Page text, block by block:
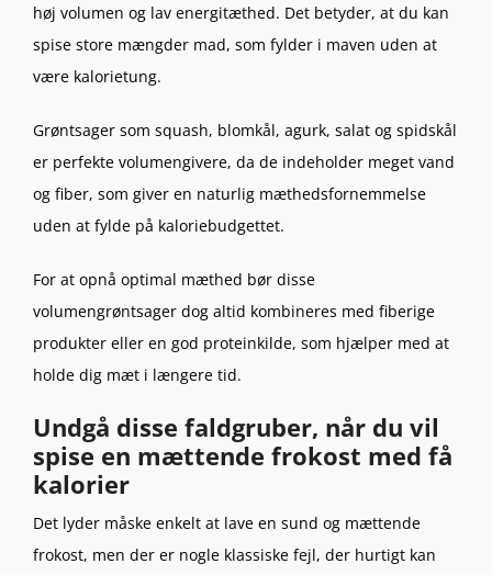
høj volumen og lav energitæthed. Det betyder, at du kan
spise store mængder mad, som fylder i maven uden at
være kalorietung.
Grøntsager som squash, blomkål, agurk, salat og spidskål
er perfekte volumengivere, da de indeholder meget vand
og fiber, som giver en naturlig mæthedsfornemmelse
uden at fylde på kaloriebudgettet.
For at opnå optimal mæthed bør disse
volumengrøntsager dog altid kombineres med fiberige
produkter eller en god proteinkilde, som hjælper med at
holde dig mæt i længere tid.
Undgå disse faldgruber, når du vil
spise en mættende frokost med få
kalorier
Det lyder måske enkelt at lave en sund og mættende
frokost, men der er nogle klassiske fejl, der hurtigt kan